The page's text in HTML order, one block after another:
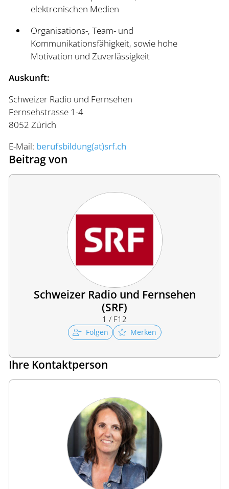
elektronischen Medien
Organisations-, Team- und
Kommunikationsfähigkeit, sowie hohe
Motivation und Zuverlässigkeit
Auskunft:
Schweizer Radio und Fernsehen
Fernsehstrasse 1-4
8052 Zürich
E-Mail: berufsbildung(at)srf.ch
Beitrag von
Schweizer Radio und Fernsehen
(SRF)
1 / F12
Folgen Merken
Ihre Kontaktperson